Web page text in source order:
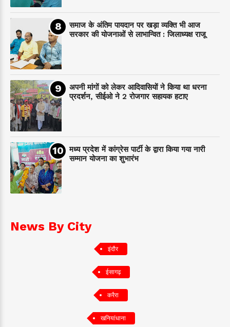
समाज के अंतिम पायदान पर‌ खड़ा व्यक्ति भी आज
सरकार की योजनाओं से लाभान्वित : जिलाध्यक्ष राजू
अपनी मांगों को लेकर आदिवासियों ने किया था धरना
प्रदर्शन, सीईओ ने 2 रोजगार सहायक हटाए
मध्य प्रदेश में कांग्रेस पार्टी के द्वारा किया गया नारी
सम्मान योजना का शुभारंभ
News By City
इंदौर
ईसागढ़
करैरा
खनियांधाना